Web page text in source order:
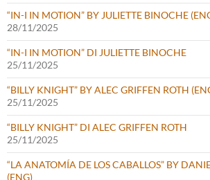
“IN-I IN MOTION” BY JULIETTE BINOCHE
28/11/2025
“IN-I IN MOTION” DI JULIETTE BINOCHE
25/11/2025
“BILLY KNIGHT” BY ALEC GRIFFEN ROTH
25/11/2025
“BILLY KNIGHT” DI ALEC GRIFFEN ROTH
25/11/2025
“LA ANATOMÍA DE LOS CABALLOS” BY
(ENG)